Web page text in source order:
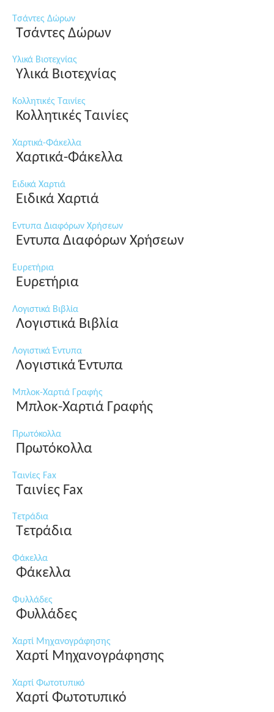
Τσάντες Δώρων
Τσάντες Δώρων
Υλικά Βιοτεχνίας
Υλικά Βιοτεχνίας
Κολλητικές Ταινίες
Κολλητικές Ταινίες
Χαρτικά-Φάκελλα
Χαρτικά-Φάκελλα
Ειδικά Χαρτιά
Ειδικά Χαρτιά
Εντυπα Διαφόρων Χρήσεων
Εντυπα Διαφόρων Χρήσεων
Ευρετήρια
Ευρετήρια
Λογιστικά Βιβλία
Λογιστικά Βιβλία
Λογιστικά Έντυπα
Λογιστικά Έντυπα
Μπλοκ-Χαρτιά Γραφής
Μπλοκ-Χαρτιά Γραφής
Πρωτόκολλα
Πρωτόκολλα
Ταινίες Fax
Ταινίες Fax
Τετράδια
Τετράδια
Φάκελλα
Φάκελλα
Φυλλάδες
Φυλλάδες
Χαρτί Μηχανογράφησης
Χαρτί Μηχανογράφησης
Χαρτί Φωτοτυπικό
Χαρτί Φωτοτυπικό